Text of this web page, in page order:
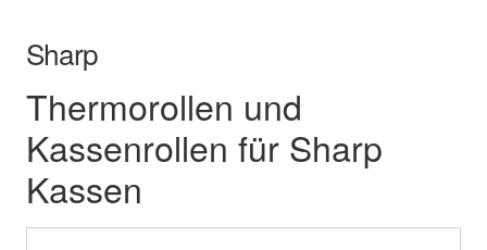
EC-Cash Rollen
Kassenrollen
Bonrollen
Mein Konto
Sharp
Thermorollen und
Kassenrollen für Sharp
Kassen